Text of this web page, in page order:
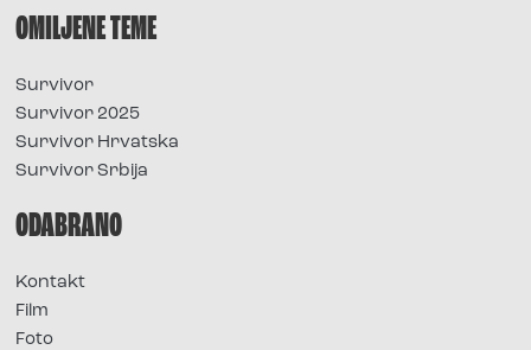
OMILJENE TEME
Survivor
Survivor 2025
Survivor Hrvatska
Survivor Srbija
ODABRANO
Kontakt
Film
Foto